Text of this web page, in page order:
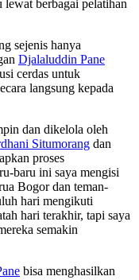
lewat berbagai pelatihan
sejenis hanya
Djalaluddin Pane
cerdas untuk
langsung kepada
dan dikelola oleh
Situmorang dan
proses
baru ini saya mengisi
Bogor dan teman-
hari mengikuti
hari terakhir, tapi saya
semakin
bisa menghasilkan